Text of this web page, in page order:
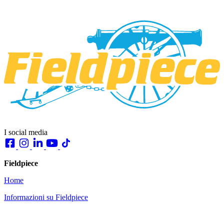
I social media
Fieldpiece
Home
Informazioni su Fieldpiece